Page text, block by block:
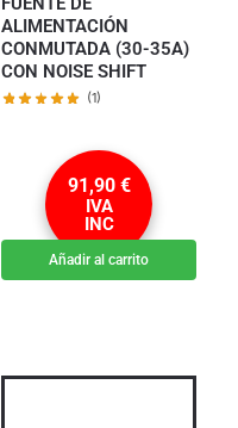
ALIMENTACIÓN
CONMUTADA (30-35A)
CON NOISE SHIFT
(1)
91,90 €
IVA
INC
Añadir al carrito